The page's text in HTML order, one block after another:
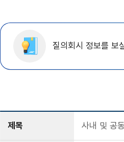
질의회시 정보를 보
제목 사내 및 공